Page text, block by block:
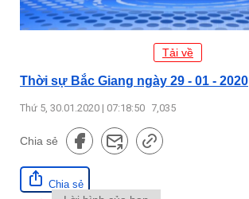
Tải về
Thời sự Bắc Giang ngày 29 - 01 - 2020
Thứ 5, 30.01.2020 | 07:18:50 7,035
Chia sẻ
Chia sẻ